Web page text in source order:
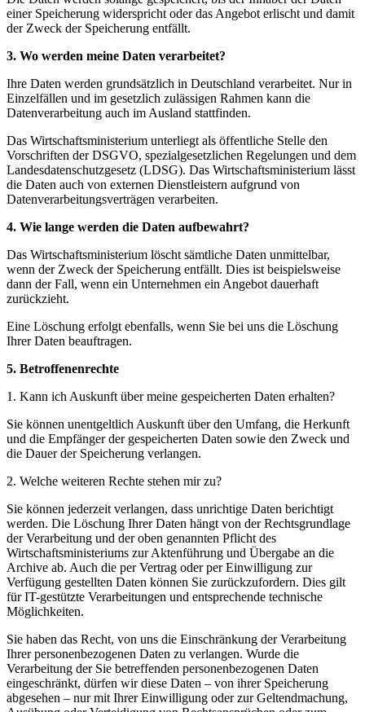
einer Speicherung widerspricht oder das Angebot erlischt und damit
der Zweck der Speicherung entfällt.
3. Wo werden meine Daten verarbeitet?
Ihre Daten werden grundsätzlich in Deutschland verarbeitet. Nur in
Einzelfällen und im gesetzlich zulässigen Rahmen kann die
Datenverarbeitung auch im Ausland stattfinden.
Das Wirtschaftsministerium unterliegt als öffentliche Stelle den
Vorschriften der DSGVO, spezialgesetzlichen Regelungen und dem
Landesdatenschutzgesetz (LDSG). Das Wirtschaftsministerium lässt
die Daten auch von externen Dienstleistern aufgrund von
Datenverarbeitungsverträgen verarbeiten.
4. Wie lange werden die Daten aufbewahrt?
Das Wirtschaftsministerium löscht sämtliche Daten unmittelbar,
wenn der Zweck der Speicherung entfällt. Dies ist beispielsweise
dann der Fall, wenn ein Unternehmen ein Angebot dauerhaft
zurückzieht.
Eine Löschung erfolgt ebenfalls, wenn Sie bei uns die Löschung
Ihrer Daten beauftragen.
5. Betroffenenrechte
1. Kann ich Auskunft über meine gespeicherten Daten erhalten?
Sie können unentgeltlich Auskunft über den Umfang, die Herkunft
und die Empfänger der gespeicherten Daten sowie den Zweck und
die Dauer der Speicherung verlangen.
2. Welche weiteren Rechte stehen mir zu?
Sie können jederzeit verlangen, dass unrichtige Daten berichtigt
werden. Die Löschung Ihrer Daten hängt von der Rechtsgrundlage
der Verarbeitung und der oben genannten Pflicht des
Wirtschaftsministeriums zur Aktenführung und Übergabe an die
Archive ab. Auch die per Vertrag oder per Einwilligung zur
Verfügung gestellten Daten können Sie zurückzufordern. Dies gilt
für IT-gestützte Verarbeitungen und entsprechende technische
Möglichkeiten.
Sie haben das Recht, von uns die Einschränkung der Verarbeitung
Ihrer personenbezogenen Daten zu verlangen. Wurde die
Verarbeitung der Sie betreffenden personenbezogenen Daten
eingeschränkt, dürfen wir diese Daten – von ihrer Speicherung
abgesehen – nur mit Ihrer Einwilligung oder zur Geltendmachung,